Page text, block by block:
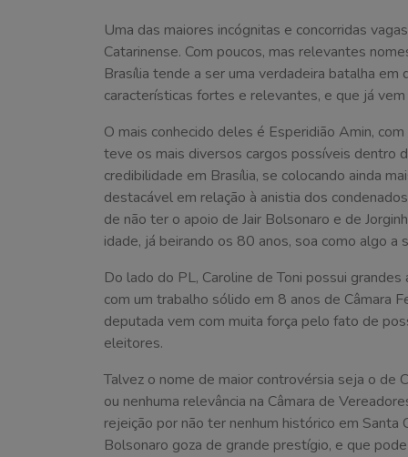
Uma das maiores incógnitas e concorridas
Catarinense. Com poucos, mas relevantes
Brasília tende a ser uma verdadeira batalha
características fortes e relevantes, e que já
O mais conhecido deles é Esperidião Amin,
teve os mais diversos cargos possíveis dentro
credibilidade em Brasília, se colocando ainda
destacável em relação à anistia dos
de não ter o apoio de Jair Bolsonaro e de
idade, já beirando os 80 anos, soa como algo a
Do lado do PL, Caroline de Toni possui
com um trabalho sólido em 8 anos de Câmara
deputada vem com muita força pelo fato de
eleitores.
Talvez o nome de maior controvérsia seja o de
ou nenhuma relevância na Câmara de
rejeição por não ter nenhum histórico em
Bolsonaro goza de grande prestígio, e que